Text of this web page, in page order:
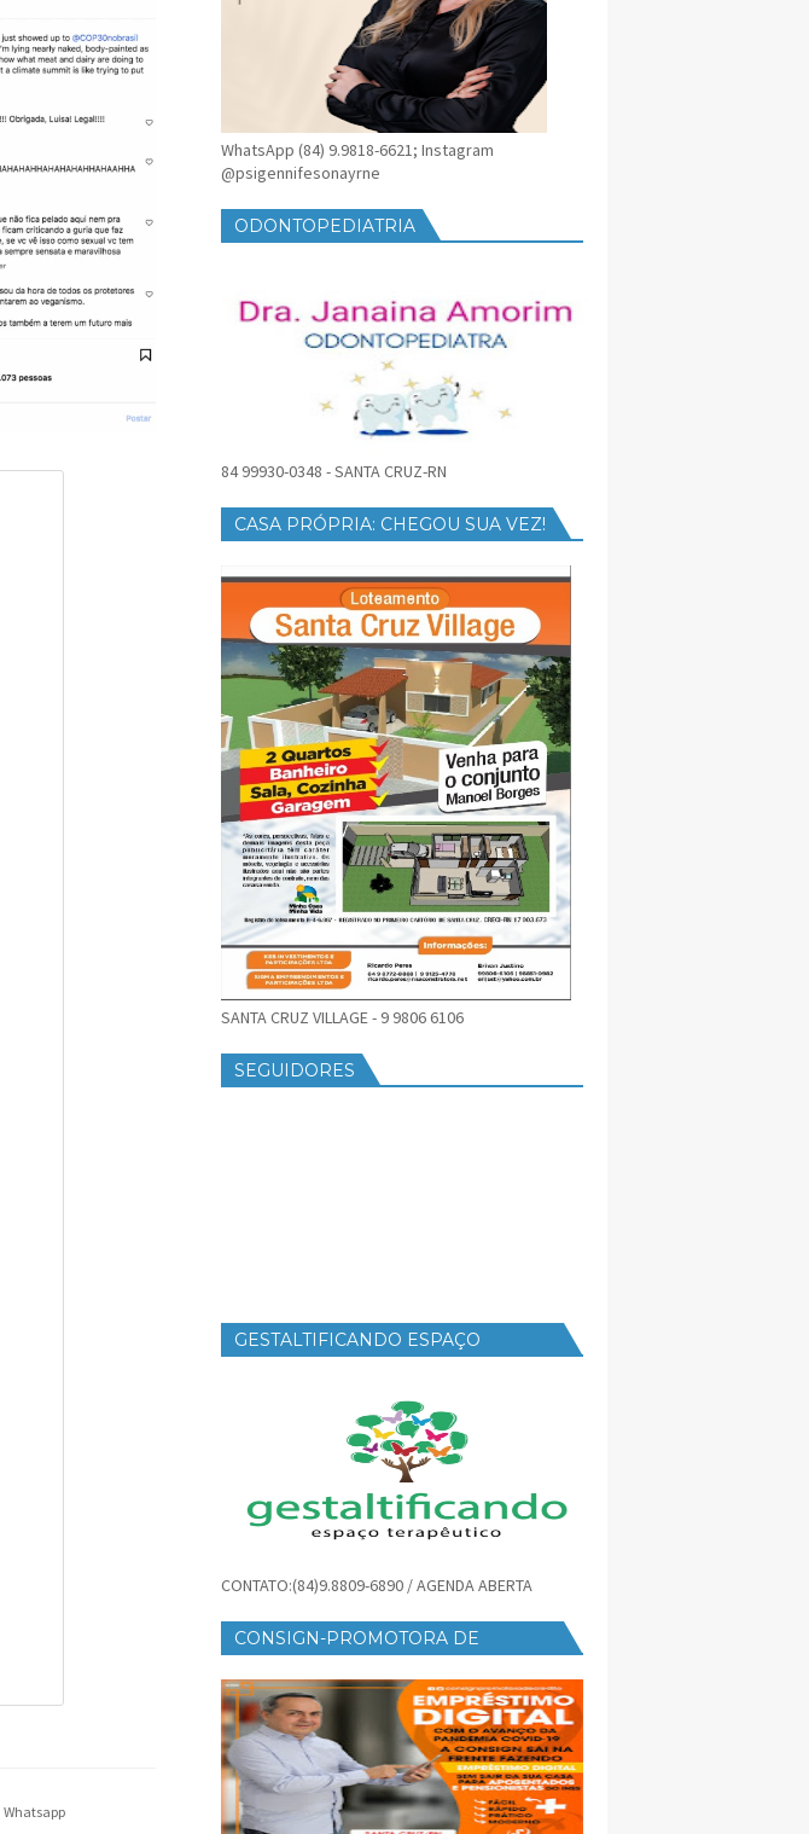
Whatsapp
WhatsApp (84) 9.9818-6621; Instagram
@psigennifesonayrne
ODONTOPEDIATRIA
84 99930-0348 - SANTA CRUZ-RN
CASA PRÓPRIA: CHEGOU SUA VEZ!
SANTA CRUZ VILLAGE - 9 9806 6106
SEGUIDORES
GESTALTIFICANDO ESPAÇO
CONTATO:(84)9.8809-6890 / AGENDA ABERTA
CONSIGN-PROMOTORA DE